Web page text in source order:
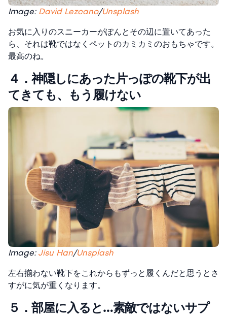
Image: David Lezcano/Unsplash
お気に入りのスニーカーがぽんとその辺に置いてあった
ら、それは靴ではなくペットのカミカミのおもちゃです。
最高のね。
４．神隠しにあった片っぽの靴下が出
てきても、もう履けない
Image: Jisu Han/Unsplash
左右揃わない靴下をこれからもずっと履くんだと思うとさ
すがに気が重くなります。
５．部屋に入ると…素敵ではないサプ